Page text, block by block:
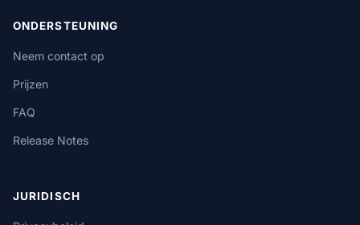
ONDERSTEUNING
Neem contact op
Prijzen
FAQ
Release Notes
JURIDISCH